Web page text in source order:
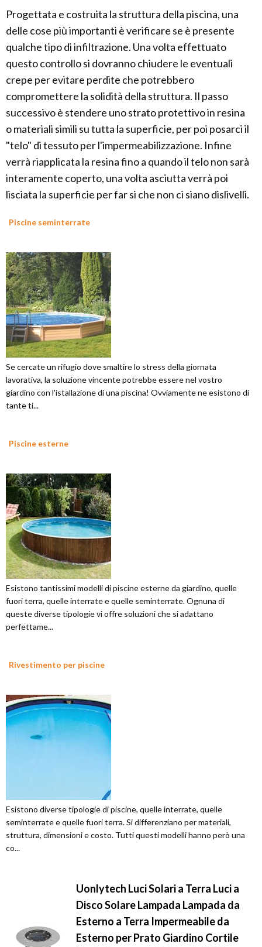
Progettata e costruita la struttura della piscina, una
delle cose più importanti è verificare se è presente
qualche tipo di infiltrazione. Una volta effettuato
questo controllo si dovranno chiudere le eventuali
crepe per evitare perdite che potrebbero
compromettere la solidità della struttura. Il passo
successivo è stendere uno strato protettivo in resina
o materiali simili su tutta la superficie, per poi posarci il
"telo" di tessuto per l'impermeabilizzazione. Infine
verrà riapplicata la resina fino a quando il telo non sarà
interamente coperto, una volta asciutta verrà poi
lisciata la superficie per far si che non ci siano dislivelli.
Piscine seminterrate
Se cercate un rifugio dove smaltire lo stress della giornata
lavorativa, la soluzione vincente potrebbe essere nel vostro
giardino con l'istallazione di una piscina! Ovviamente ne esistono di
tante ti...
Piscine esterne
Esistono tantissimi modelli di piscine esterne da giardino, quelle
fuori terra, quelle interrate e quelle seminterrate. Ognuna di
queste diverse tipologie vi offre soluzioni che si adattano
perfettame...
Rivestimento per piscine
Esistono diverse tipologie di piscine, quelle interrate, quelle
seminterrate e quelle fuori terra. Si differenziano per materiali,
struttura, dimensioni e costo. Tutti questi modelli hanno però una
co...
Uonlytech Luci Solari a Terra Luci a
Disco Solare Lampada Lampada da
Esterno a Terra Impermeabile da
Esterno per Prato Giardino Cortile